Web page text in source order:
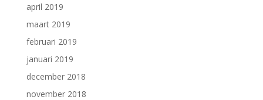
april 2019
maart 2019
februari 2019
januari 2019
december 2018
november 2018